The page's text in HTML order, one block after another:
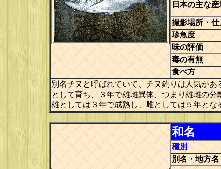
日本の主な産
撮影場所・仕
珍魚度
味の評価
毒の有無
食べ方
別名チヌと呼ばれていて、チヌ釣りは人気が
として育ち、３年で雄雌異体、つまり雄雌の
雄としては３年で成熟し、雌としては５年とな
和名
種別
別名・地方名